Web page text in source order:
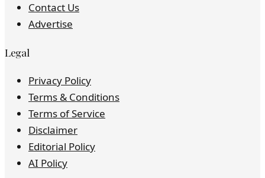
Contact Us
Advertise
Legal
Privacy Policy
Terms & Conditions
Terms of Service
Disclaimer
Editorial Policy
AI Policy